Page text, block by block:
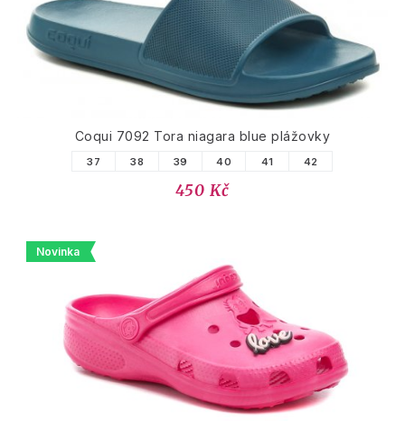
Coqui 7092 Tora niagara blue plážovky
37 38 39 40 41 42
450 Kč
Novinka